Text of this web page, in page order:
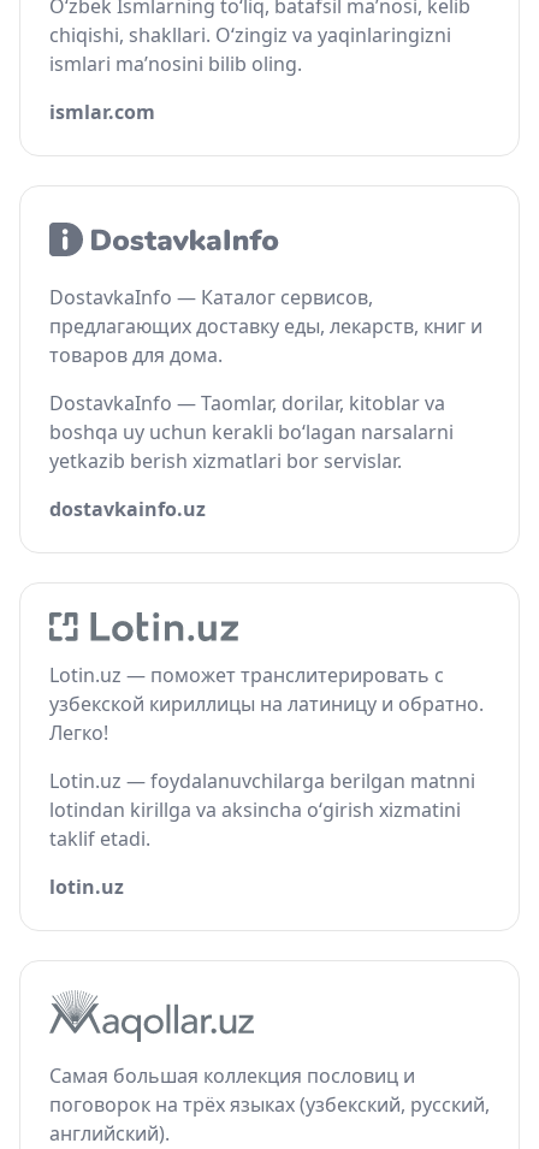
O‘zbek Ismlarning to‘liq, batafsil ma’nosi, kelib
chiqishi, shakllari. O‘zingiz va yaqinlaringizni
ismlari ma’nosini bilib oling.
ismlar.com
DostavkaInfo — Каталог сервисов,
предлагающих доставку еды, лекарств, книг и
товаров для дома.
DostavkaInfo — Taomlar, dorilar, kitoblar va
boshqa uy uchun kerakli bo‘lagan narsalarni
yetkazib berish xizmatlari bor servislar.
dostavkainfo.uz
Lotin.uz — поможет транслитерировать с
узбекской кириллицы на латиницу и обратно.
Легко!
Lotin.uz — foydalanuvchilarga berilgan matnni
lotindan kirillga va aksincha o‘girish xizmatini
taklif etadi.
lotin.uz
Самая большая коллекция пословиц и
поговорок на трёх языках (узбекский, русский,
английский).